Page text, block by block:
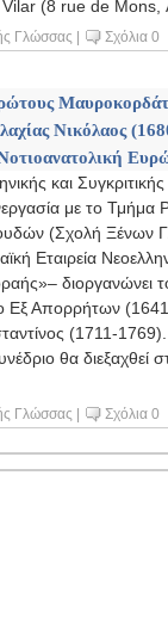
(8 rue de Mons,
Γλώσσας Σχόλια 0
Νικόλαος
και Συγκριτικής
με το Τμήμα
(Σχολή Ξένων
Εταιρεία
διοργανώνει
Απορρήτων
(1711-
θα διεξαχθεί
Γλώσσας Σχόλια 0